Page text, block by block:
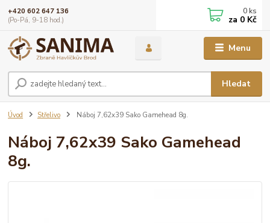
Menu
Hledat
+420 602 647 136
(Po-Pá, 9-18 hod.)
0 ks
za 0 Kč
Úvod Střelivo Náboj 7,62x39 Sako Gamehead 8g.
Náboj 7,62x39 Sako Gamehead
8g.